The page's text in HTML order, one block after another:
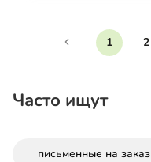
1 2
Часто ищут
письменные на заказ